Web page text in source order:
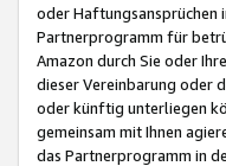
oder Haftungsansprüchen
Partnerprogramm für
Amazon durch Sie oder
dieser Vereinbarung oder
oder künftig unterliegen
gemeinsam mit Ihnen
das Partnerprogramm in